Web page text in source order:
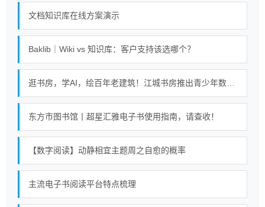
文档知识库在线方案演示
Baklib｜Wiki vs 知识库：客户支持该选哪个？
东方市图书馆丨超星汇雅电子书使用指南，请查收！
【数字阅读】动静相宜主题周之自愈的概率
主流电子书阅读平台特点梳理